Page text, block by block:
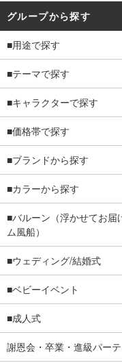
グループから探す
■用途で探す
■テーマで探す
■キャラクターで探す
■価格帯で探す
■ブランドから探す
■カラーから探す
■バルーン（浮かせてお
ム風船）
■ウェディング/結婚式
■ベビーイベント
■成人式
謝恩会・卒業・進級パー